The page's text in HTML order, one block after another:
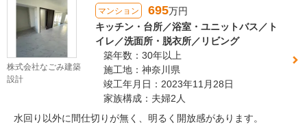
株式会社なごみ建築
設計
マンション 695万円
キッチン・台所／浴室・ユニットバス／ト
イレ／洗面所・脱衣所／リビング
築年数：30年以上
施工地：神奈川県
竣工年月日：2023年11月28日
家族構成：夫婦2人
水回り以外に間仕切りが無く、明るく開放感があります。